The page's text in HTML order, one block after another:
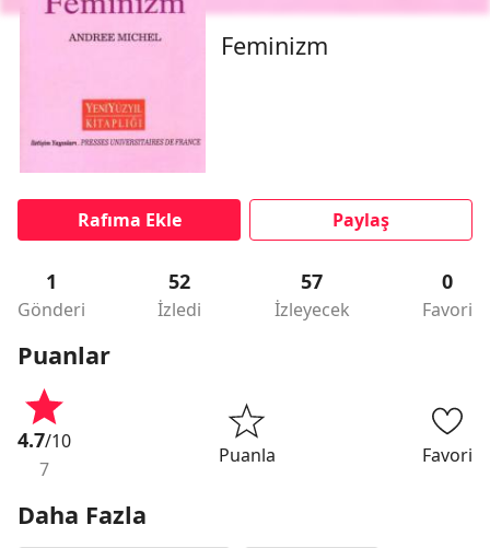
Feminizm
Rafıma Ekle Paylaş
1
Gönderi
52
İzledi
57
İzleyecek
0
Favori
Puanlar
4.7/10
7
Puanla Favori
Daha Fazla